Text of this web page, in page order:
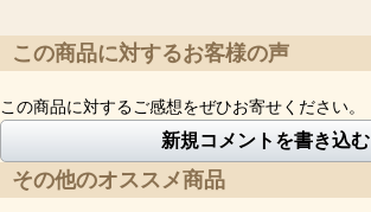
この商品に対するお客様の声
この商品に対するご感想をぜひお寄せください。
新規コメントを書き込む
その他のオススメ商品